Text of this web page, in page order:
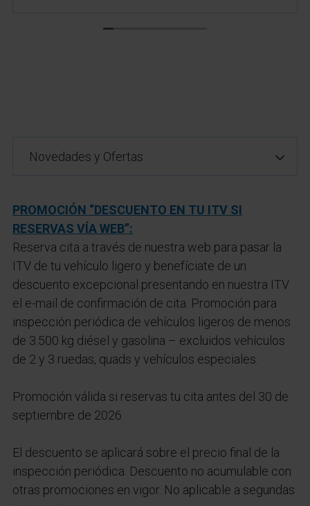
es que ha llegado) la teníamos pasada y lista
Novedades y Ofertas
PROMOCIÓN “DESCUENTO EN TU ITV SI
RESERVAS VÍA WEB”:
Reserva cita a través de nuestra web para pasar la
ITV de tu vehículo ligero y benefíciate de un
descuento excepcional presentando en nuestra ITV
el e-mail de confirmación de cita. Promoción para
inspección periódica de vehículos ligeros de menos
de 3.500 kg diésel y gasolina – excluidos vehículos
de 2 y 3 ruedas, quads y vehículos especiales.
Promoción válida si reservas tu cita antes del 30 de
septiembre de 2026
El descuento se aplicará sobre el precio final de la
inspección periódica. Descuento no acumulable con
otras promociones en vigor. No aplicable a segundas